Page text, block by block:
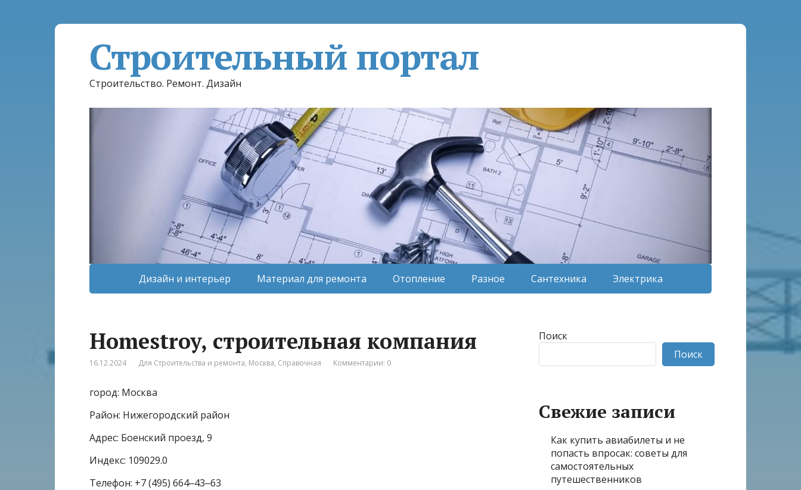
Строительный портал
Строительство. Ремонт. Дизайн
Дизайн и интерьер Материал для ремонта Отопление Разное Сантехника Электрика
Homestroy, строительная компания
16.12.2024 Для Строительства и ремонта, Москва, Справочная Комментарии: 0
город: Москва
Район: Нижегородский район
Адрес: Боенский проезд, 9
Индекс: 109029.0
Телефон: +7 (495) 664‒43‒63
Поиск
Поиск
Свежие записи
Как купить авиабилеты и не
попасть впросак: советы для
самостоятельных
путешественников